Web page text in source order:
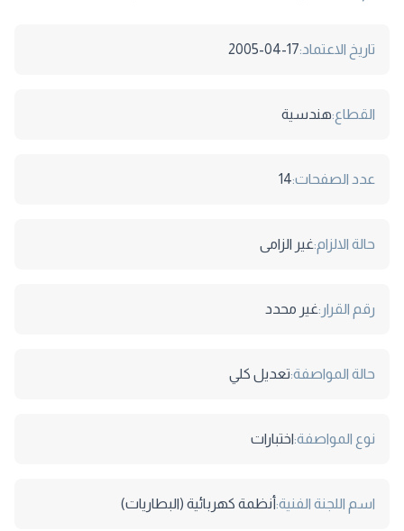
تاريخ الاعتماد:2005-04-17
القطاع:هندسية
عدد الصفحات:14
حالة الالزام:غير الزامى
رقم القرار:غير محدد
حالة المواصفة:تعديل كلي
نوع المواصفة:اختبارات
اسم اللجنة الفنية:أنظمة كهربائية (البطاريات)